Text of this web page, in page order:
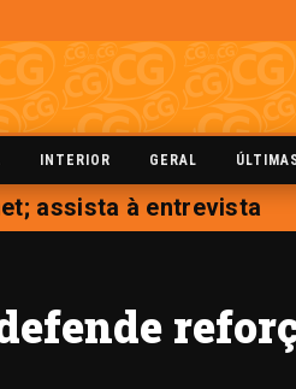
INTERIOR GERAL
assista à entrevista